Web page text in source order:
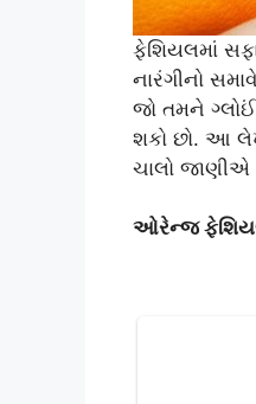
ફેશિયલમાં
નારંગીનો
જો તમને
શકો છો. આ
ચાલો
ઓરેન્જ